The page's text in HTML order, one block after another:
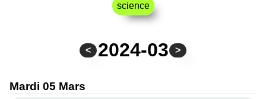
science
< 2024-03 >
Mardi 05 Mars